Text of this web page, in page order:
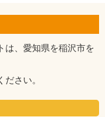
は、愛知県を稲沢市を
さい。